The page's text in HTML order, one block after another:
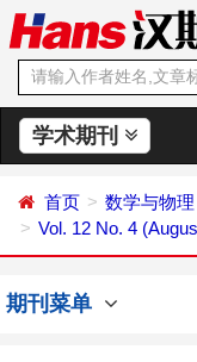
学术期刊
首页 数学与物理
Vol. 12 No. 4
期刊菜单